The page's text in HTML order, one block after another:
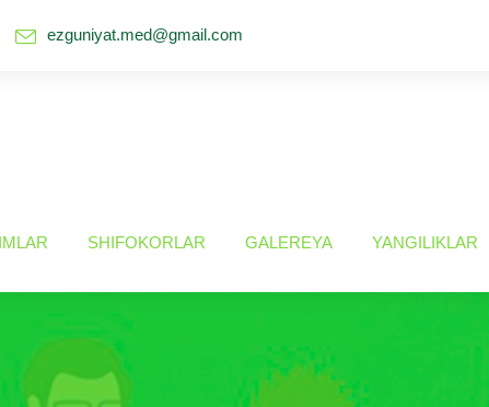
ezguniyat.med@gmail.com
SHIFOKORLAR GALEREYA YANGILIKLAR